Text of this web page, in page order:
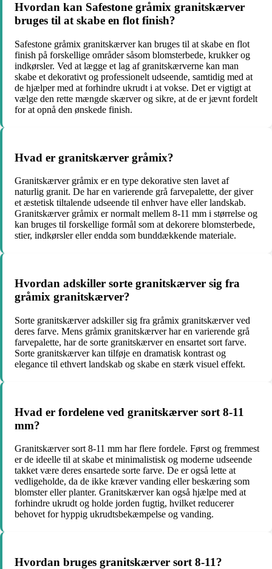
Hvordan kan Safestone gråmix granitskærver
bruges til at skabe en flot finish?
Safestone gråmix granitskærver kan bruges til at skabe en flot
finish på forskellige områder såsom blomsterbede, krukker og
indkørsler. Ved at lægge et lag af granitskærverne kan man
skabe et dekorativt og professionelt udseende, samtidig med at
de hjælper med at forhindre ukrudt i at vokse. Det er vigtigt at
vælge den rette mængde skærver og sikre, at de er jævnt fordelt
for at opnå den ønskede finish.
Hvad er granitskærver gråmix?
Granitskærver gråmix er en type dekorative sten lavet af
naturlig granit. De har en varierende grå farvepalette, der giver
et æstetisk tiltalende udseende til enhver have eller landskab.
Granitskærver gråmix er normalt mellem 8-11 mm i størrelse og
kan bruges til forskellige formål som at dekorere blomsterbede,
stier, indkørsler eller endda som bunddækkende materiale.
Hvordan adskiller sorte granitskærver sig fra
gråmix granitskærver?
Sorte granitskærver adskiller sig fra gråmix granitskærver ved
deres farve. Mens gråmix granitskærver har en varierende grå
farvepalette, har de sorte granitskærver en ensartet sort farve.
Sorte granitskærver kan tilføje en dramatisk kontrast og
elegance til ethvert landskab og skabe en stærk visuel effekt.
Hvad er fordelene ved granitskærver sort 8-11
mm?
Granitskærver sort 8-11 mm har flere fordele. Først og fremmest
er de ideelle til at skabe et minimalistisk og moderne udseende
takket være deres ensartede sorte farve. De er også lette at
vedligeholde, da de ikke kræver vanding eller beskæring som
blomster eller planter. Granitskærver kan også hjælpe med at
forhindre ukrudt og holde jorden fugtig, hvilket reducerer
behovet for hyppig ukrudtsbekæmpelse og vanding.
Hvordan bruges granitskærver sort 8-11?